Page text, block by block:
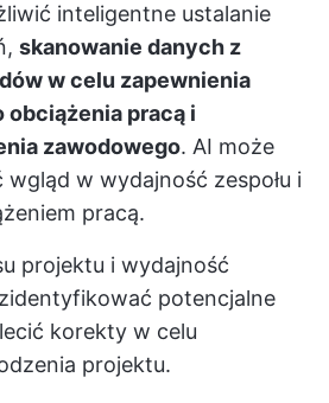
inteligentne ustalanie
skanowanie danych z
w celu zapewnienia
pracą i
zawodowego. AI może
w wydajność zespołu i
pracą.
projektu i wydajność
potencjalne
korekty w celu
projektu.